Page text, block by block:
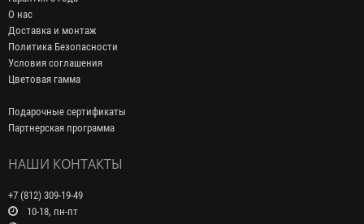
О нас
Доставка и монтаж
Политика Безопасности
Условия соглашения
Цветовая гамма
Подарочные сертификаты
Партнерская программа
НАШИ КОНТАКТЫ
+7 (812) 309-19-49
10-18, пн-пт